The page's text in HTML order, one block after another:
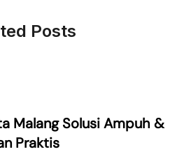
Posts
Malang Solusi Ampuh &
Praktis